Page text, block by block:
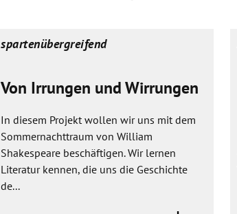
spartenübergreifend
Von Irrungen und Wirrungen
In diesem Projekt wollen wir uns mit dem
Sommernachttraum von William
Shakespeare beschäftigen. Wir lernen
Literatur kennen, die uns die Geschichte
de...